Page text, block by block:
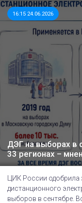
16:15 24.06.2026
ДЭГ на выборах в
33 регионах –
ЦИК России одобрила
дистанционного
выборов в сентябре.